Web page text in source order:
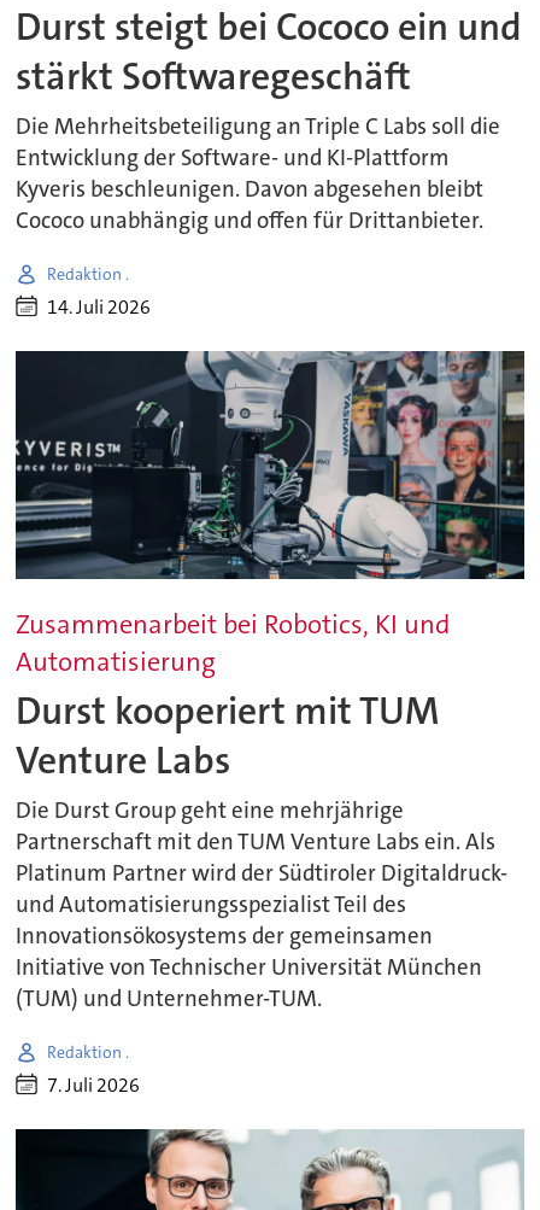
Durst steigt bei Cococo ein und
stärkt Softwaregeschäft
Die Mehrheitsbeteiligung an Triple C Labs soll die
Entwicklung der Software- und KI-Plattform
Kyveris beschleunigen. Davon abgesehen bleibt
Cococo unabhängig und offen für Drittanbieter.
Redaktion .
14. Juli 2026
Zusammenarbeit bei Robotics, KI und
Automatisierung
Durst kooperiert mit TUM
Venture Labs
Die Durst Group geht eine mehrjährige
Partnerschaft mit den TUM Venture Labs ein. Als
Platinum Partner wird der Südtiroler Digitaldruck-
und Automatisierungsspezialist Teil des
Innovationsökosystems der gemeinsamen
Initiative von Technischer Universität München
(TUM) und Unternehmer-TUM.
Redaktion .
7. Juli 2026